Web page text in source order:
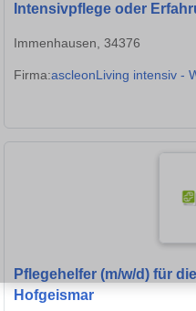
Intensivpflege oder
Immenhausen, 34376
Firma:ascleonLiving intensiv -
Pflegehelfer (m/w/d) für
Hofgeismar